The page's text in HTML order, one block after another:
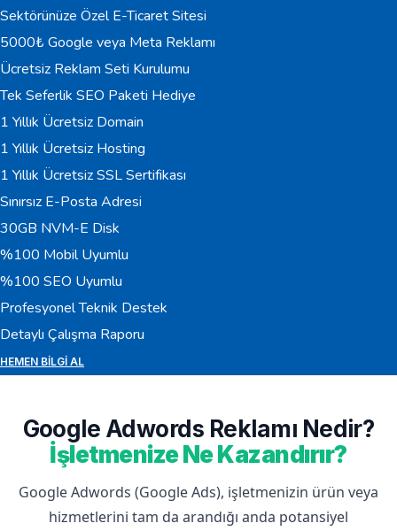
Sektörünüze Özel E-Ticaret Sitesi
5000₺ Google veya Meta Reklamı
Ücretsiz Reklam Seti Kurulumu
Tek Seferlik SEO Paketi Hediye
1 Yıllık Ücretsiz Domain
1 Yıllık Ücretsiz Hosting
1 Yıllık Ücretsiz SSL Sertifikası
Sınırsız E-Posta Adresi
30GB NVM-E Disk
%100 Mobil Uyumlu
%100 SEO Uyumlu
Profesyonel Teknik Destek
Detaylı Çalışma Raporu
HEMEN BILGI AL
Google Adwords Reklamı Nedir?
İşletmenize Ne Kazandırır?
Google Adwords (Google Ads), işletmenizin ürün veya
hizmetlerini tam da arandığı anda potansiyel